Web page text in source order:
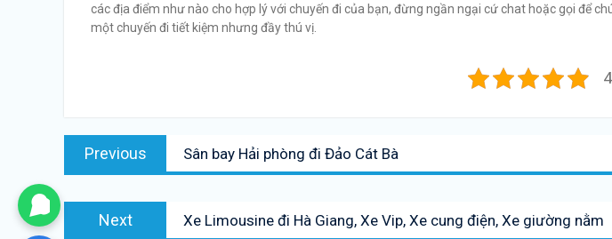
các địa điểm như nào cho hợp lý với chuyến đi của bạn, đừng ngần ngại cứ chat hoặc gọi để
một chuyến đi tiết kiệm nhưng đầy thú vị.
Điều
hướng
Previous
post:
Sân bay Hải phòng đi Đảo Cát Bà
Next
post:
Xe Limousine đi Hà Giang, Xe Vip, Xe cung điện, Xe giường nằm